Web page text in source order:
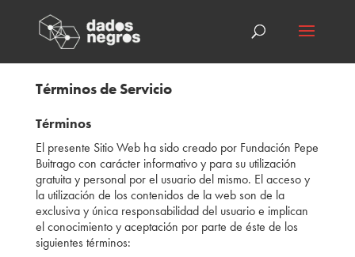
Términos de Servicio
Términos
El presente Sitio Web ha sido creado por Fundación Pepe
Buitrago con carácter informativo y para su utilización
gratuita y personal por el usuario del mismo. El acceso y
la utilización de los contenidos de la web son de la
exclusiva y única responsabilidad del usuario e implican
el conocimiento y aceptación por parte de éste de los
siguientes términos: